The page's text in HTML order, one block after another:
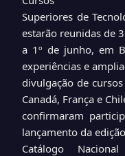
Superiores de
estarão reunidas de
a 1º de junho, em
experiências e
divulgação de
Canadá, França e
confirmaram
lançamento da
Catálogo